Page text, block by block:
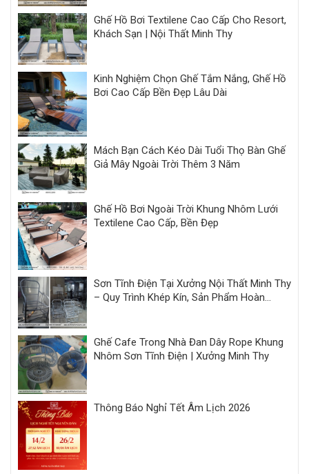
Ghế Hồ Bơi Textilene Cao Cấp Cho Resort,
Khách Sạn | Nội Thất Minh Thy
Kinh Nghiệm Chọn Ghế Tắm Nắng, Ghế Hồ
Bơi Cao Cấp Bền Đẹp Lâu Dài
Mách Bạn Cách Kéo Dài Tuổi Thọ Bàn Ghế
Giả Mây Ngoài Trời Thêm 3 Năm
Ghế Hồ Bơi Ngoài Trời Khung Nhôm Lưới
Textilene Cao Cấp, Bền Đẹp
Sơn Tĩnh Điện Tại Xưởng Nội Thất Minh Thy
– Quy Trình Khép Kín, Sản Phẩm Hoàn
Ghế Cafe Trong Nhà Đan Dây Rope Khung
Nhôm Sơn Tĩnh Điện | Xưởng Minh Thy
Thông Báo Nghỉ Tết Âm Lịch 2026